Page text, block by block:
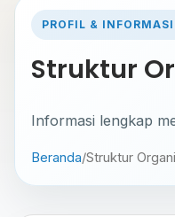
PROFIL & INFORMASI
Struktur
Informasi lengkap
Beranda/Struktur